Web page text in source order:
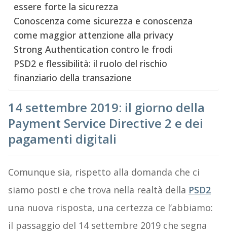
essere forte la sicurezza
Conoscenza come sicurezza e conoscenza
come maggior attenzione alla privacy
Strong Authentication contro le frodi
PSD2 e flessibilità: il ruolo del rischio
finanziario della transazione
14 settembre 2019: il giorno della
Payment Service Directive 2 e dei
pagamenti digitali
Comunque sia, rispetto alla domanda che ci
siamo posti e che trova nella realtà della PSD2
una nuova risposta, una certezza ce l’abbiamo:
il passaggio del 14 settembre 2019 che segna